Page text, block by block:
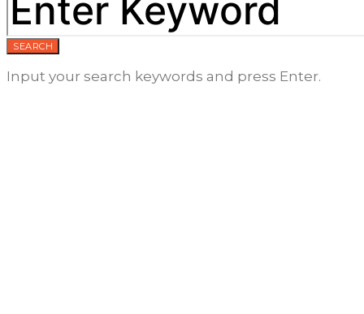
SEARCH
Input your search keywords and press Enter.